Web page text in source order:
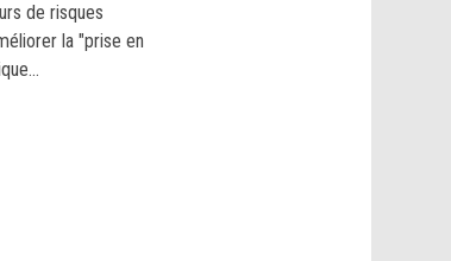
de risques
la "prise en